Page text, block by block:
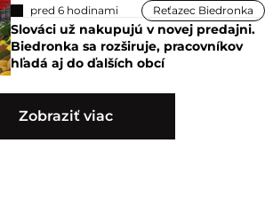
pred 6 hodinami Reťazec Biedronka
Slováci už nakupujú v novej predajni.
Biedronka sa rozširuje, pracovníkov
hľadá aj do ďalších obcí
Zobraziť viac